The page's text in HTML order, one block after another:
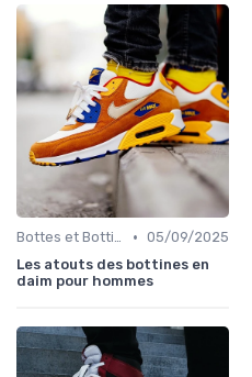
Bottes et Bottines • 05/09/2025
Les atouts des bottines en
daim pour hommes